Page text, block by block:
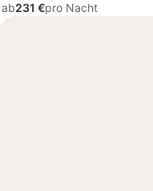
ab231 €pro Nacht